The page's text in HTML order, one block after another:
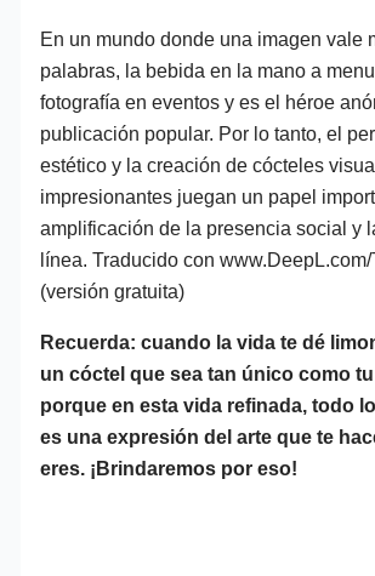
En un mundo donde una imagen vale
palabras, la bebida en la mano a
fotografía en eventos y es el héroe
publicación popular. Por lo tanto, el
estético y la creación de cócteles
impresionantes juegan un papel
amplificación de la presencia social y
línea. Traducido con
(versión gratuita)
Recuerda: cuando la vida te dé
un cóctel que sea tan único como
porque en esta vida refinada, todo
es una expresión del arte que te
eres. ¡Brindaremos por eso!